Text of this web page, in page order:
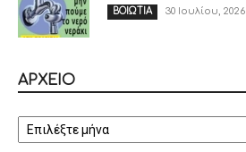
ΒΟΙΩΤΙΑ 30 Ιουλίου, 2026
ΑΡΧΕΙΟ